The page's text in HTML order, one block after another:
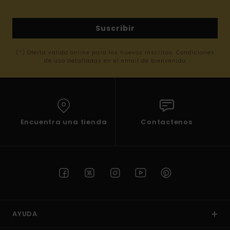
Suscribir
(*) Oferta valida online para los nuevos inscritos. Condiciones
de uso detalladas en el email de bienvenida
Encuentra una tienda Contactenos
AYUDA